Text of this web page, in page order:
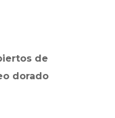
de
dorado